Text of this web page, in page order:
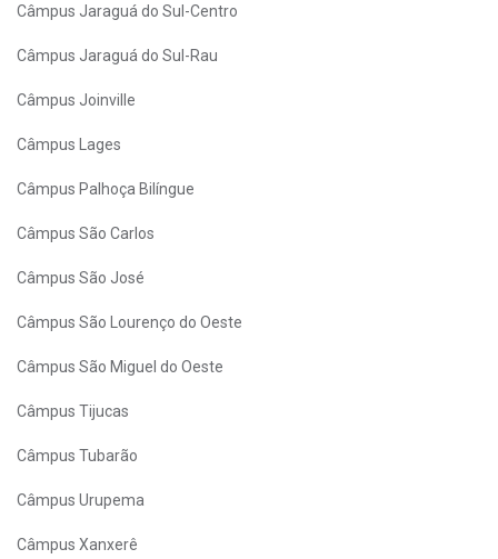
Câmpus Jaraguá do Sul-Centro
Câmpus Jaraguá do Sul-Rau
Câmpus Joinville
Câmpus Lages
Câmpus Palhoça Bilíngue
Câmpus São Carlos
Câmpus São José
Câmpus São Lourenço do Oeste
Câmpus São Miguel do Oeste
Câmpus Tijucas
Câmpus Tubarão
Câmpus Urupema
Câmpus Xanxerê